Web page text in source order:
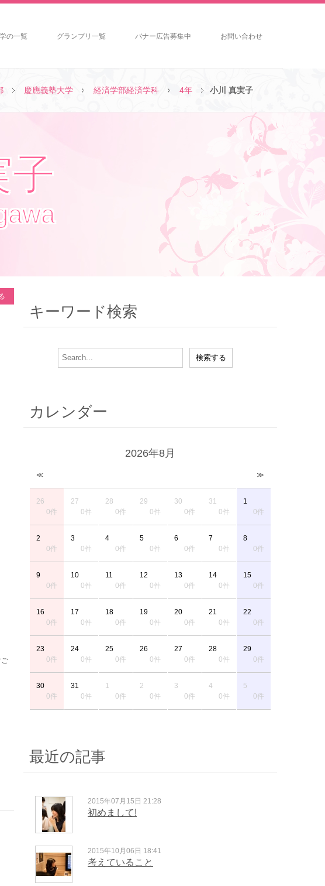
の一覧 グランプリ一覧 バナー広告募集中 お問い合わせ
慶應義塾大学 経済学部経済学科 4年 小川 真実子
子
キーワード検索
カレンダー
2026年8月
≪ ≫
26
0件
27
0件
28
0件
29
0件
30
0件
31
0件
1
0件
2
0件
3
0件
4
0件
5
0件
6
0件
7
0件
8
0件
9
0件
10
0件
11
0件
12
0件
13
0件
14
0件
15
0件
16
0件
17
0件
18
0件
19
0件
20
0件
21
0件
22
0件
23
0件
24
0件
25
0件
26
0件
27
0件
28
0件
29
0件
30
0件
31
0件
1
0件
2
0件
3
0件
4
0件
5
0件
最近の記事
初めまして!
2015年07月15日 21:28
考えていること
2015年10月06日 18:41